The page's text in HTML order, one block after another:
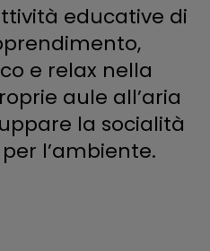
educative di
e relax nella
aule all’aria
la socialità
l’ambiente.